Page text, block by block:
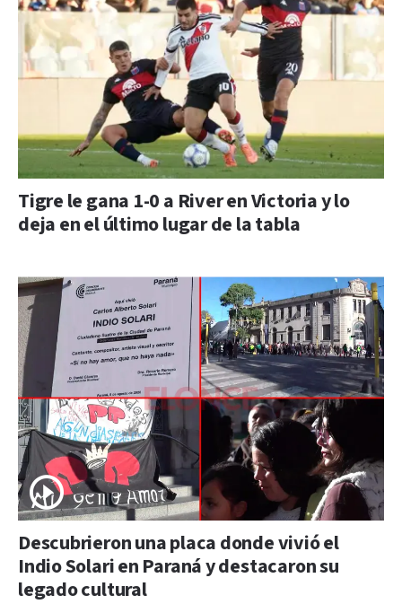
Tigre le gana 1-0 a River en Victoria y lo
deja en el último lugar de la tabla
Descubrieron una placa donde vivió el
Indio Solari en Paraná y destacaron su
legado cultural